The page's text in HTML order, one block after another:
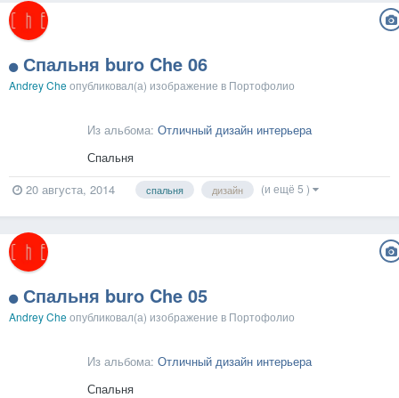
Спальня buro Che 06
Andrey Cheопубликовал(а) изображение в Портофолио
Из альбома: Отличный дизайн интерьера
Спальня
20 августа, 2014
спальня дизайн (и ещё 5 )
Спальня buro Che 05
Andrey Cheопубликовал(а) изображение в Портофолио
Из альбома: Отличный дизайн интерьера
Спальня